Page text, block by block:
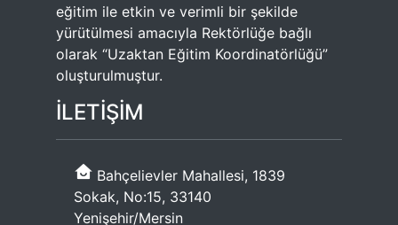
eğitim ile etkin ve verimli bir şekilde
yürütülmesi amacıyla Rektörlüğe bağlı
olarak “Uzaktan Eğitim Koordinatörlüğü”
oluşturulmuştur.
İLETİŞİM
Bahçelievler Mahallesi, 1839
Sokak, No:15, 33140
Yenişehir/Mersin